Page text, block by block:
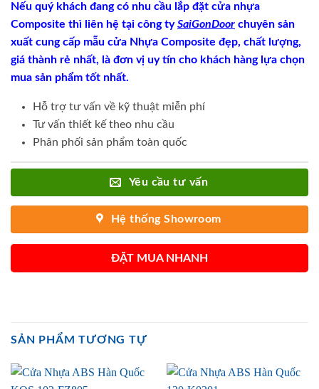
Nếu quý khách đang có nhu cầu lắp đặt cửa nhựa
Composite thì liên hệ tại công tySaiGonDoor chuyên sản
xuất cung cấp mẫu cửa Nhựa Composite đẹp, chất lượng,
giá thành rẻ nhất, là đơn vị uy tín cho khách hàng lựa chọn
mua sản phẩm tốt nhất.
Hỗ trợ tư vấn về kỹ thuật miễn phí
Tư vấn thiết kế theo nhu cầu
Phân phối sản phẩm toàn quốc
Yêu cầu tư vấn
Hệ thống Showroom
ĐẶT MUA NHANH
SẢN PHẨM TƯƠNG TỰ